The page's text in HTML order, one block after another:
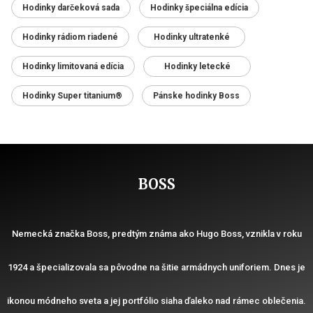
Hodinky darčeková sada Hodinky špeciálna edícia
Hodinky rádiom riadené Hodinky ultratenké
Hodinky limitovaná edícia Hodinky letecké
Hodinky Super titanium® Pánske hodinky Boss
BOSS
Nemecká značka Boss, predtým známa ako Hugo Boss, vznikla v roku
1924 a špecializovala sa pôvodne na šitie armádnych uniforiem. Dnes je
ikonou módneho sveta a jej portfólio siaha ďaleko nad rámec oblečenia.